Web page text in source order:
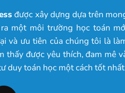
được xây dựng dựa trên
một môi trường học toán
và ưu tiên của chúng tôi là
thấy được yêu thích, đam mê
duy toán học một cách tốt